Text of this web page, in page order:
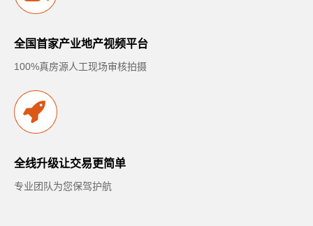
全国首家产业地产视频平台
100%真房源人工现场审核拍摄
全线升级让交易更简单
专业团队为您保驾护航